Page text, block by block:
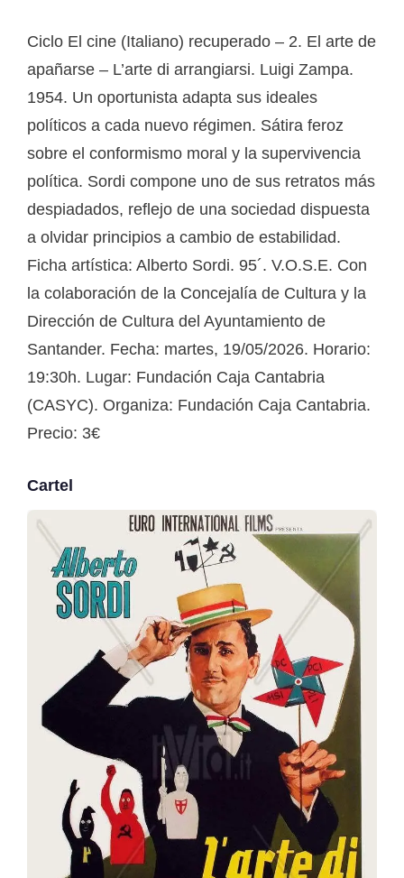
Ciclo El cine (Italiano) recuperado – 2. El arte de
apañarse – L’arte di arrangiarsi. Luigi Zampa.
1954. Un oportunista adapta sus ideales
políticos a cada nuevo régimen. Sátira feroz
sobre el conformismo moral y la supervivencia
política. Sordi compone uno de sus retratos más
despiadados, reflejo de una sociedad dispuesta
a olvidar principios a cambio de estabilidad.
Ficha artística: Alberto Sordi. 95´. V.O.S.E. Con
la colaboración de la Concejalía de Cultura y la
Dirección de Cultura del Ayuntamiento de
Santander. Fecha: martes, 19/05/2026. Horario:
19:30h. Lugar: Fundación Caja Cantabria
(CASYC). Organiza: Fundación Caja Cantabria.
Precio: 3€
Cartel